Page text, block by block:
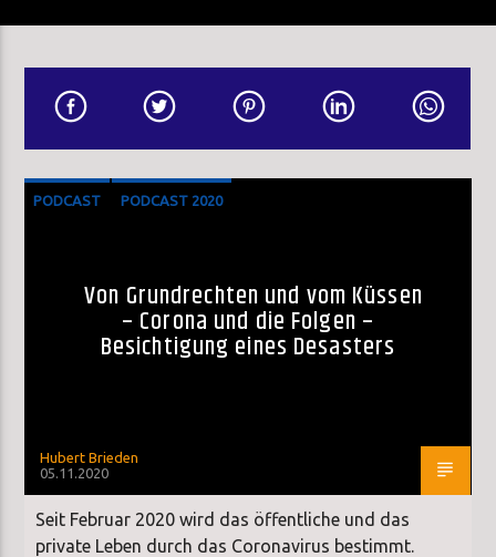
PODCAST PODCAST 2020
Von Grundrechten und vom Küssen
– Corona und die Folgen –
Besichtigung eines Desasters
Hubert Brieden
05.11.2020
Seit Februar 2020 wird das öffentliche und das
private Leben durch das Coronavirus bestimmt.